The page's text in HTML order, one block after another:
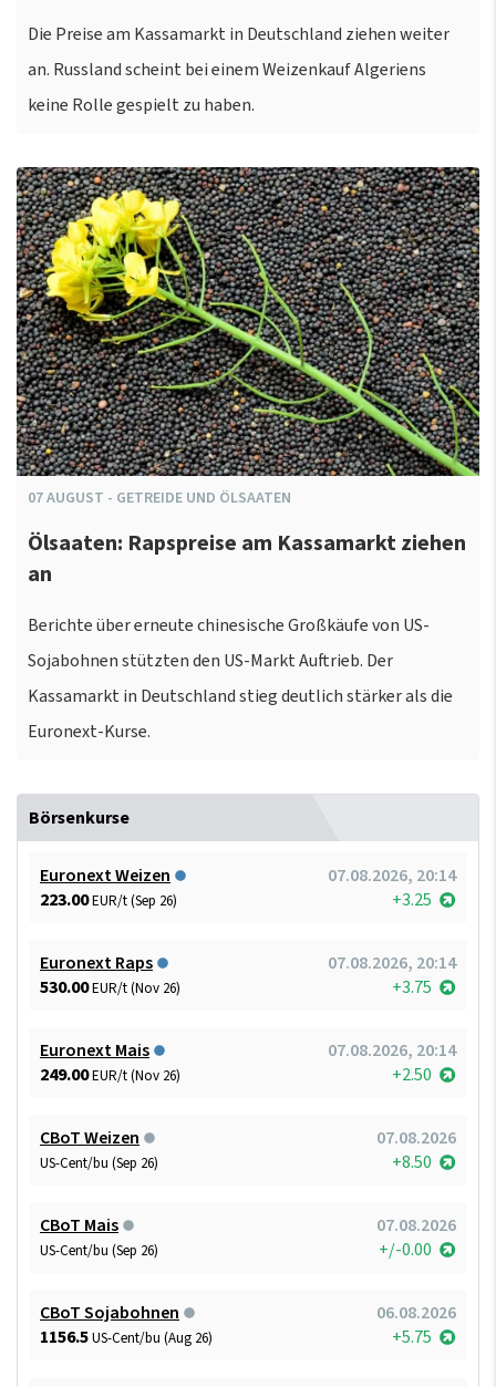
Die Preise am Kassamarkt in Deutschland ziehen weiter
an. Russland scheint bei einem Weizenkauf Algeriens
keine Rolle gespielt zu haben.
07AUGUST - GETREIDE UND ÖLSAATEN
Ölsaaten: Rapspreise am Kassamarkt ziehen
an
Berichte über erneute chinesische Großkäufe von US-
Sojabohnen stützten den US-Markt Auftrieb. Der
Kassamarkt in Deutschland stieg deutlich stärker als die
Euronext-Kurse.
Börsenkurse
Euronext Weizen
07.08.2026, 20:14
223.00EUR/t (Sep 26) +3.25
Euronext Raps
07.08.2026, 20:14
530.00EUR/t (Nov 26) +3.75
Euronext Mais
07.08.2026, 20:14
249.00EUR/t (Nov 26) +2.50
CBoT Weizen 07.08.2026
US-Cent/bu (Sep 26) +8.50
CBoT Mais 07.08.2026
US-Cent/bu (Sep 26) +/-0.00
CBoT Sojabohnen
06.08.2026
1156.5US-Cent/bu (Aug 26) +5.75